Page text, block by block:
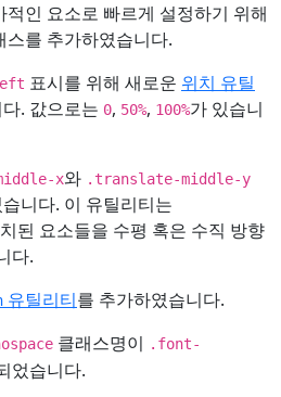
적인 요소로 빠르게 설정하기 위해
스를 추가하였습니다.
표시를 위해 새로운 위치 유틸
. 값으로는 0, 50%, 100%가 있습니
x와 .translate-middle-y
니다. 이 유틸리티는
된 요소들을 수평 혹은 수직 방향
다.
유틸리티를 추가하였습니다.
클래스명이 .font-
었습니다.